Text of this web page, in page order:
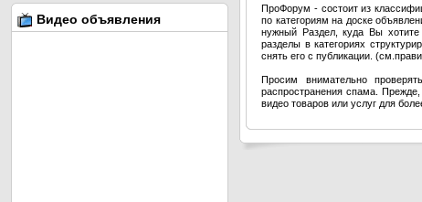
ПроФорум - состоит из
по категориям на доске
нужный Раздел, куда Вы
разделы в категориях
снять его с публикации.
Просим внимательно
распространения спама.
видео товаров или услуг для
Видео объявления